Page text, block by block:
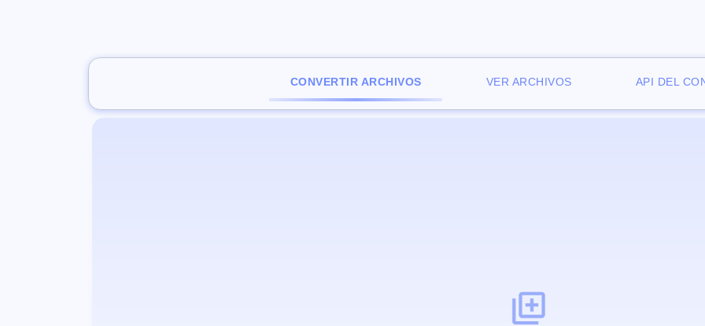
CONVERTIR ARCHIVOS VER ARCHIVOS API DEL